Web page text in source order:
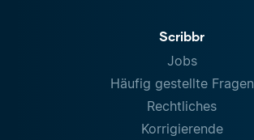
Scribbr
Jobs
Häufig gestellte Fragen
Rechtliches
Korrigierende